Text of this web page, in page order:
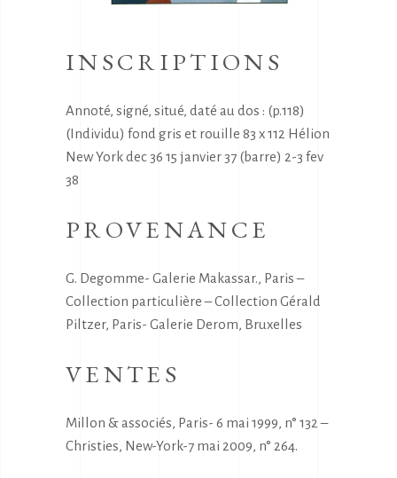
INSCRIPTIONS
Annoté, signé, situé, daté au dos : (p.118)
(Individu) fond gris et rouille 83 x 112 Hélion
New York dec 36 15 janvier 37 (barre) 2-3 fev
38
PROVENANCE
G. Degomme- Galerie Makassar., Paris –
Collection particulière – Collection Gérald
Piltzer, Paris- Galerie Derom, Bruxelles
VENTES
Millon & associés, Paris- 6 mai 1999, n° 132 –
Christies, New-York-7 mai 2009, n° 264.